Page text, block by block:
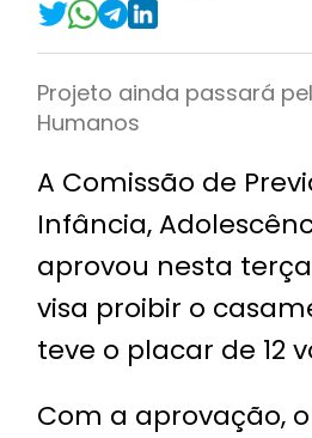
Projeto ainda passará
Humanos
A Comissão de
Infância,
aprovou nesta
visa proibir o
teve o placar de 12
Com a aprovação,